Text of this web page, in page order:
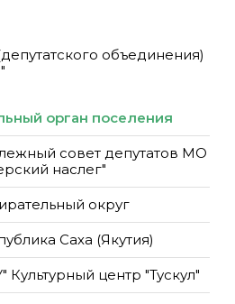
объединения)
орган поселения
совет депутатов МО
наслег"
округ
Саха (Якутия)
Культурный центр "Тускул"